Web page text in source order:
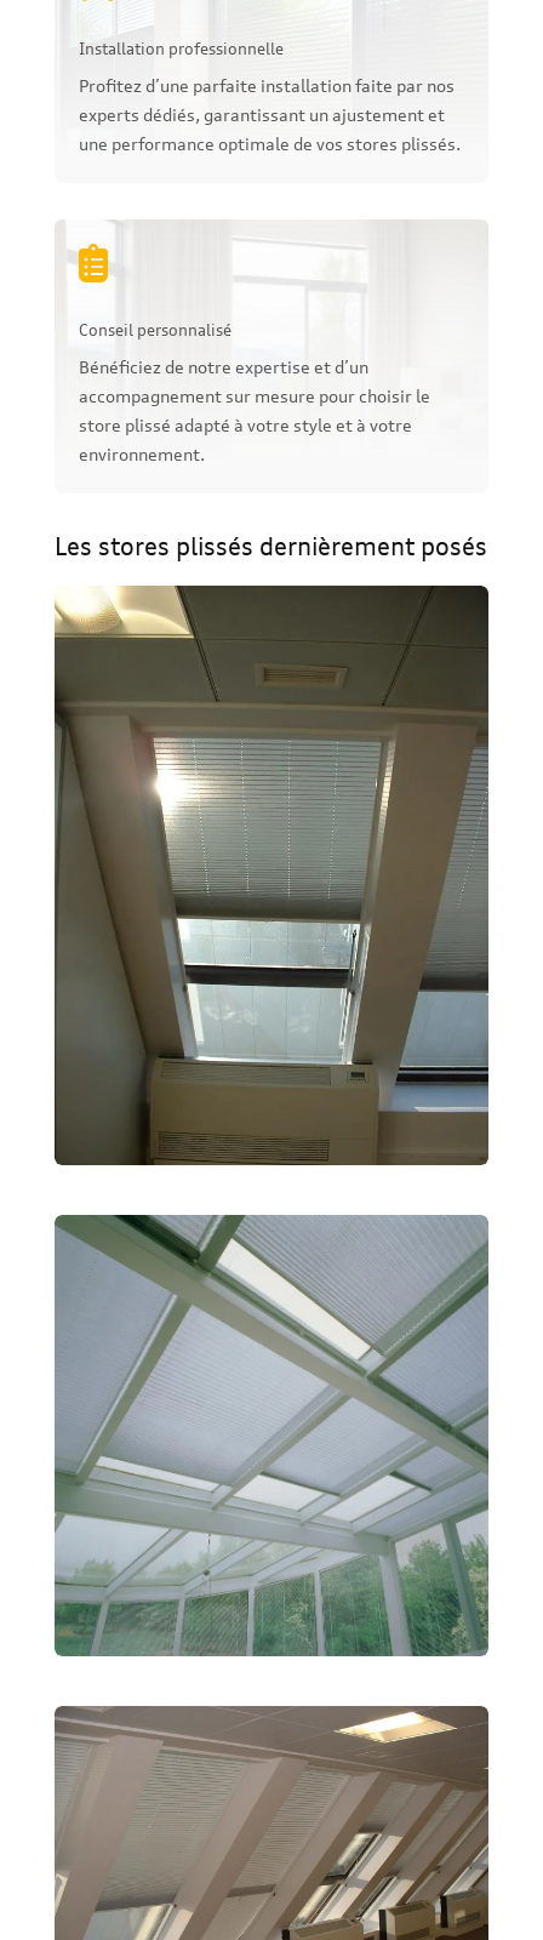
Installation professionnelle
Profitez d’une parfaite installation faite par nos
experts dédiés, garantissant un ajustement et
une performance optimale de vos stores plissés.

Conseil personnalisé
Bénéficiez de notre expertise et d’un
accompagnement sur mesure pour choisir le
store plissé adapté à votre style et à votre
environnement.
Les stores plissés dernièrement posés